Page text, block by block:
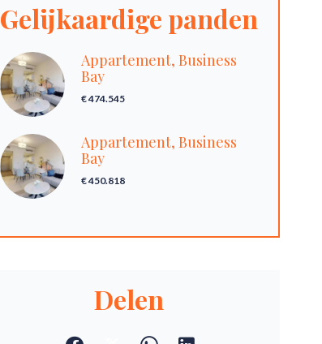
Gelijkaardige panden
Appartement, Business
Bay
€ 474.545
Appartement, Business
Bay
€ 450.818
Delen